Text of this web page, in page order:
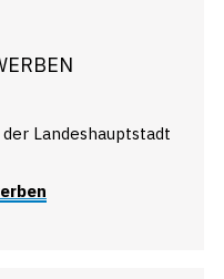
Landeshauptstadt